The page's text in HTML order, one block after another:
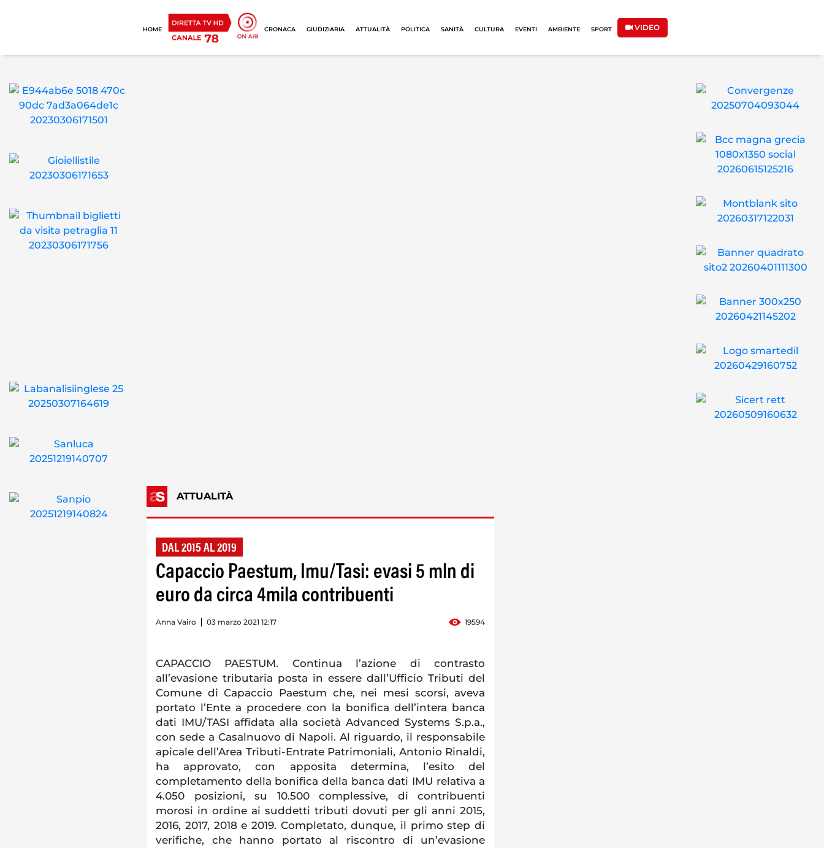
HOME CRONACA GIUDIZIARIA ATTUALITÀ POLITICA SANITÀ CULTURA EVENTI AMBIENTE SPORT VIDEO
ATTUALITÀ
DAL 2015 AL 2019
Capaccio Paestum, Imu/Tasi: evasi 5 mln di
euro da circa 4mila contribuenti
Anna Vairo 03 marzo 2021 12:17 19594
CAPACCIO PAESTUM. Continua l’azione di contrasto
all’evasione tributaria posta in essere dall’Ufficio Tributi del
Comune di Capaccio Paestum che, nei mesi scorsi, aveva
portato l’Ente a procedere con la bonifica dell’intera banca
dati IMU/TASI affidata alla società Advanced Systems S.p.a.,
con sede a Casalnuovo di Napoli. Al riguardo, il responsabile
apicale dell’Area Tributi-Entrate Patrimoniali, Antonio Rinaldi,
ha approvato, con apposita determina, l’esito del
completamento della bonifica della banca dati IMU relativa a
4.050 posizioni, su 10.500 complessive, di contribuenti
morosi in ordine ai suddetti tributi dovuti per gli anni 2015,
2016, 2017, 2018 e 2019. Completato, dunque, il primo step di
verifiche, che hanno portato al riscontro di un’evasione